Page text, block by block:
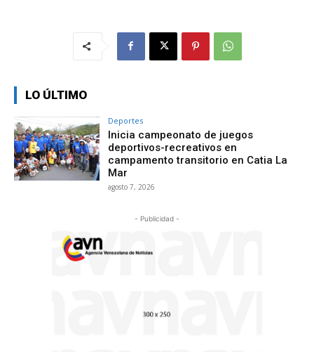
LO ÚLTIMO
Deportes
Inicia campeonato de juegos
deportivos-recreativos en
campamento transitorio en Catia La
Mar
agosto 7, 2026
- Publicidad -